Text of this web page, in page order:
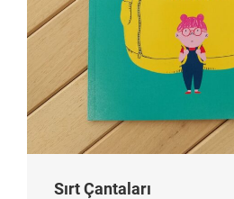
Sırt Çantaları